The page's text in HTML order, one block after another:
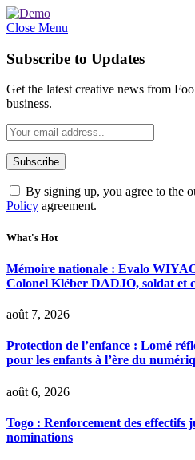
Close Menu
Subscribe to Updates
Get the latest creative news from
business.
By signing up, you agree to the
Policy agreement.
What's Hot
Mémoire nationale : Evalo
Colonel Kléber DADJO, soldat et
août 7, 2026
Protection de l’enfance : Lomé
pour les enfants à l’ère du
août 6, 2026
Togo : Renforcement des effectifs
nominations